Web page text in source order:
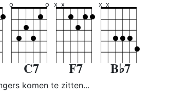
o o
C7
x x
F7
x x
B♭7
komen te zitten...